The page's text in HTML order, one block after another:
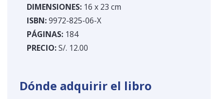
DIMENSIONES: 16 x 23 cm
ISBN:9972-825-06-X
PÁGINAS: 184
PRECIO:S/. 12.00
Dónde adquirir el libro